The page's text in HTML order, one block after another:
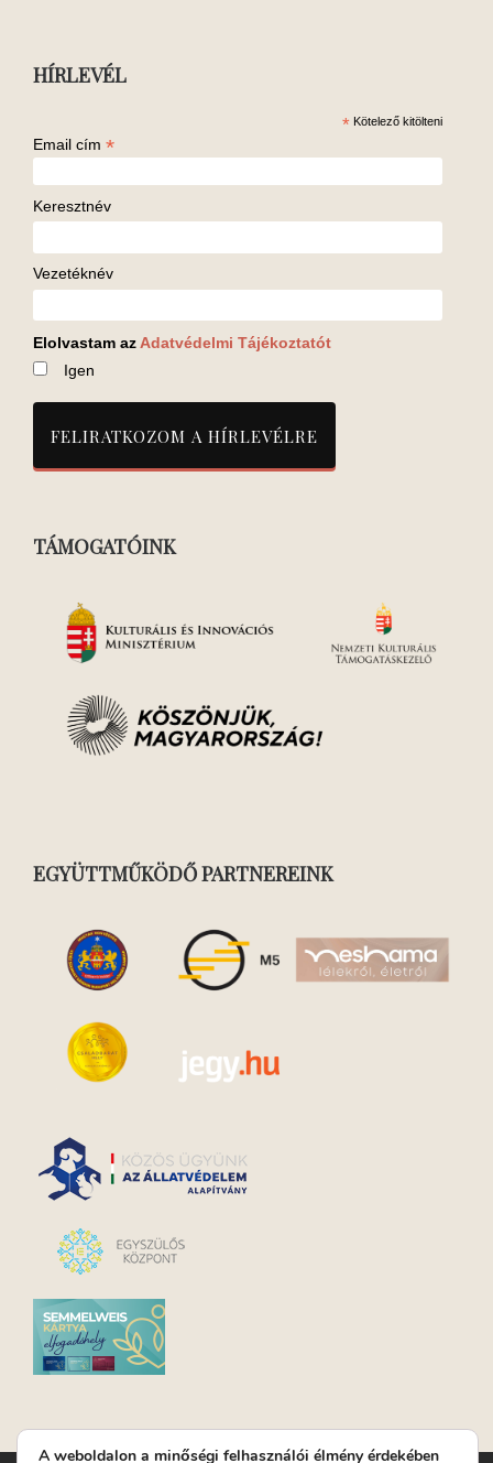
HÍRLEVÉL
* Kötelező kitölteni
Email cím *
Keresztnév
Vezetéknév
Elolvastam az Adatvédelmi Tájékoztatót
Igen
TÁMOGATÓINK
EGYÜTTMŰKÖDŐ PARTNEREINK
A weboldalon a minőségi felhasználói élmény érdekében